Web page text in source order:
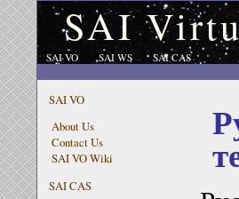
SAI
SAI VO SAI WS SAI CAS
SAI VO
About Us
Contact Us
SAI VO Wiki
SAI CAS